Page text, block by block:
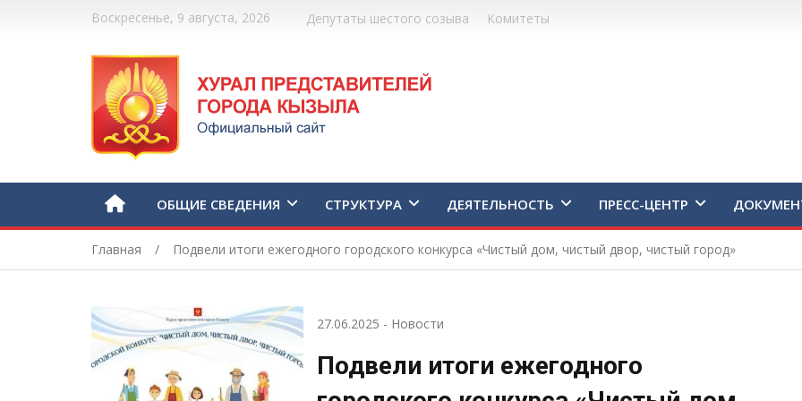
Воскресенье, 9 августа, 2026 Депутаты шестого созыва Комитеты
ОБЩИЕ СВЕДЕНИЯ СТРУКТУРА ДЕЯТЕЛЬНОСТЬ ПРЕСС-ЦЕНТР
Главная Подвели итоги ежегодного городского конкурса «Чистый дом, чистый двор, чистый город»
27.06.2025 - Новости
Подвели итоги ежегодного